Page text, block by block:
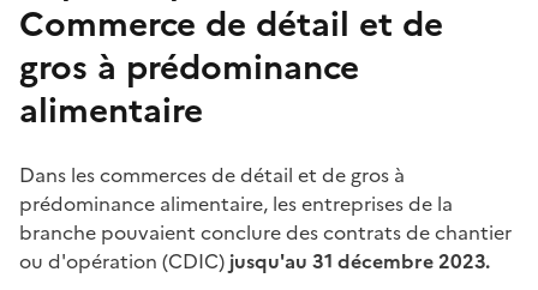
Commerce de détail et de
gros à prédominance
alimentaire
Dans les commerces de détail et de gros à
prédominance alimentaire, les entreprises de la
branche pouvaient conclure des contrats de chantier
ou d'opération (CDIC) jusqu'au 31 décembre 2023.